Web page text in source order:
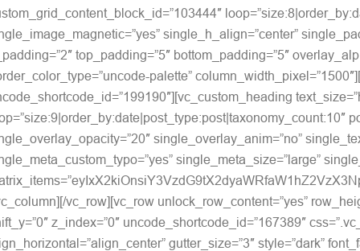
single_h_align=”center”
top_padding=”5″ bottom_padding=”5″
palette”
single_overlay_anim=”no”
single_meta_size=”large”
vc_row][vc_row unlock_row_content=”yes”
z_index=”0″ uncode_shortcode_id=”167389″
gutter_size=”3″ style=”dark”